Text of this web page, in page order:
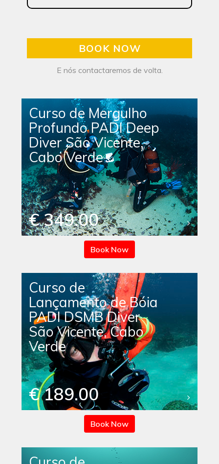
BOOK NOW
E nós contactaremos de volta.
Curso de Mergulho
Profundo PADI Deep
Diver São Vicente,
Cabo Verde
€ 349.00
Book Now
Curso de
Lançamento de Bóia
PADI DSMB Diver
São Vicente, Cabo
Verde
€ 189.00
Book Now